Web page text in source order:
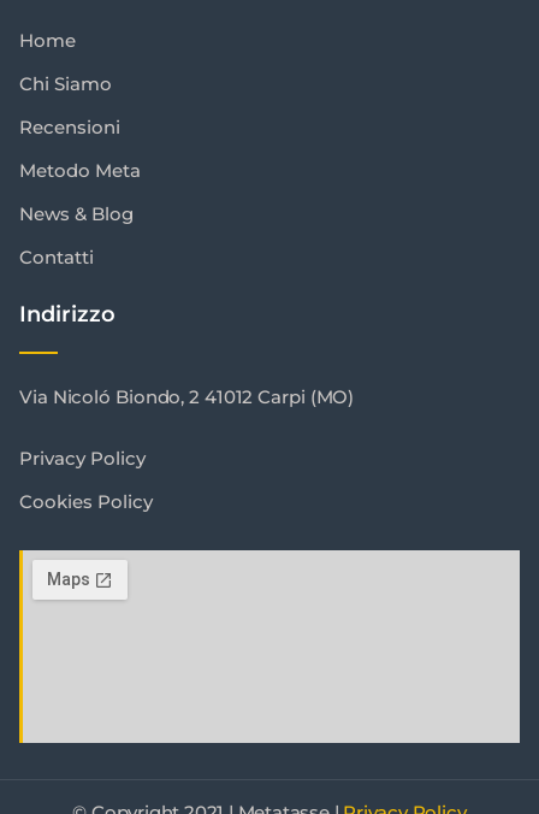
Home
Chi Siamo
Recensioni
Metodo Meta
News & Blog
Contatti
Indirizzo
Via Nicoló Biondo, 2 41012 Carpi (MO)
Privacy Policy
Cookies Policy